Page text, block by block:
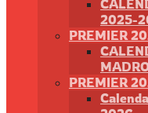
2025-
PREMIER
PREMIER